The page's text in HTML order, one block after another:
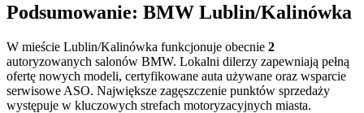
Podsumowanie: BMW Lublin/Kalinówka
W mieście Lublin/Kalinówka funkcjonuje obecnie 2
autoryzowanych salonów BMW. Lokalni dilerzy zapewniają pełną
ofertę nowych modeli, certyfikowane auta używane oraz wsparcie
serwisowe ASO. Największe zagęszczenie punktów sprzedaży
występuje w kluczowych strefach motoryzacyjnych miasta.